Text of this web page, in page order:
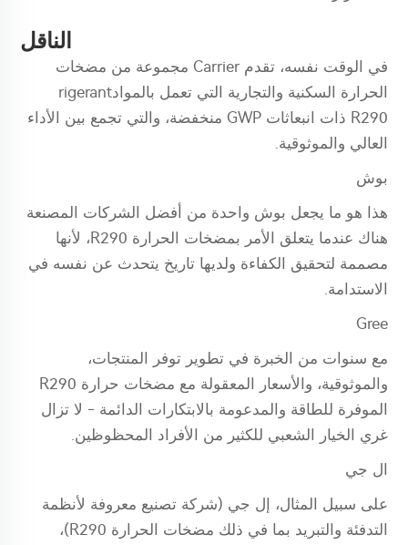
الناقل
في الوقت نفسه، تقدم Carrier مجموعة من مضخات
الحرارة السكنية والتجارية التي تعمل بالموادrigerant
R290 ذات انبعاثات GWP منخفضة، والتي تجمع بين الأداء
العالي والموثوقية.
بوش
هذا هو ما يجعل بوش واحدة من أفضل الشركات المصنعة
هناك عندما يتعلق الأمر بمضخات الحرارة R290، لأنها
مصممة لتحقيق الكفاءة ولديها تاريخ يتحدث عن نفسه في
الاستدامة.
Gree
مع سنوات من الخبرة في تطوير توفر المنتجات،
والموثوقية، والأسعار المعقولة مع مضخات حرارة R290
الموفرة للطاقة والمدعومة بالابتكارات الدائمة - لا تزال
غري الخيار الشعبي للكثير من الأفراد المحظوظين.
ال جي
على سبيل المثال، إل جي (شركة تصنيع معروفة لأنظمة
التدفئة والتبريد بما في ذلك مضخات الحرارة R290)،